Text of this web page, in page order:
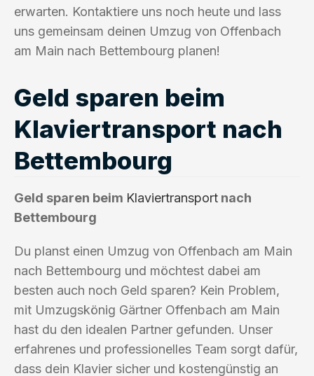
erwarten. Kontaktiere uns noch heute und lass
uns gemeinsam deinen Umzug von Offenbach
am Main nach Bettembourg planen!
Geld sparen beim
Klaviertransport nach
Bettembourg
Geld sparen beim Klaviertransport nach
Bettembourg
Du planst einen Umzug von Offenbach am Main
nach Bettembourg und möchtest dabei am
besten auch noch Geld sparen? Kein Problem,
mit Umzugskönig Gärtner Offenbach am Main
hast du den idealen Partner gefunden. Unser
erfahrenes und professionelles Team sorgt dafür,
dass dein Klavier sicher und kostengünstig an